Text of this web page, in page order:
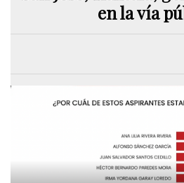
en la vía